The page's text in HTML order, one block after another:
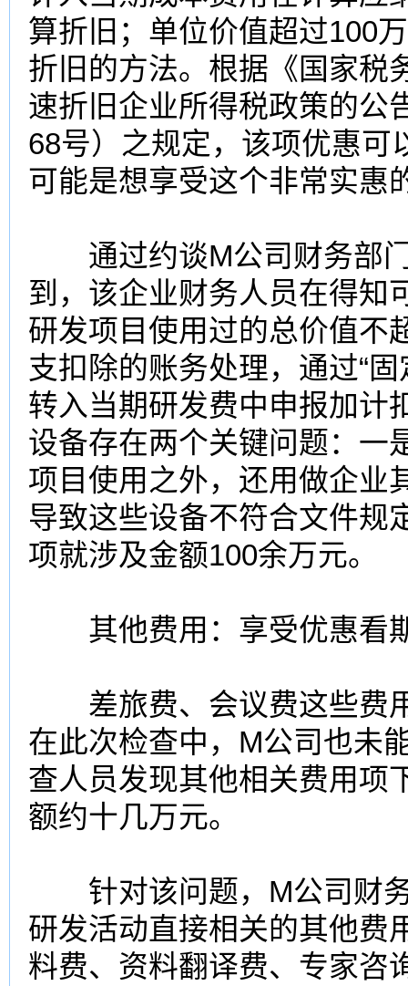
算折旧；单位价值超过100
折旧的方法。根据《国家税
速折旧企业所得税政策的公
68号）之规定，该项优惠可
可能是想享受这个非常实惠
通过约谈M公司财务部门
到，该企业财务人员在得知
研发项目使用过的总价值不
支扣除的账务处理，通过“
转入当期研发费中申报加计
设备存在两个关键问题：一
项目使用之外，还用做企业
导致这些设备不符合文件规
项就涉及金额100余万元。
其他费用：享受优惠看
差旅费、会议费这些费
在此次检查中，M公司也未
查人员发现其他相关费用项
额约十几万元。
针对该问题，M公司财务
研发活动直接相关的其他费
料费、资料翻译费、专家咨